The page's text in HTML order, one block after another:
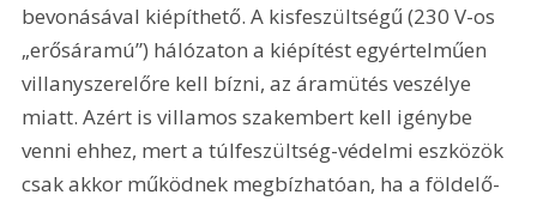
bevonásával kiépíthető. A kisfeszültségű (230 V-os
„erősáramú”) hálózaton a kiépítést egyértelműen
villanyszerelőre kell bízni, az áramütés veszélye
miatt. Azért is villamos szakembert kell igénybe
venni ehhez, mert a túlfeszültség-védelmi eszközök
csak akkor működnek megbízhatóan, ha a földelő-